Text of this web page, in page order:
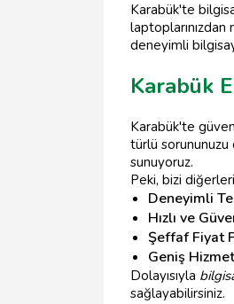
Karabük'te
laptoplarınızdan
deneyimli
Karabük
Karabük'te
türlü sorununuzu
sunuyoruz.
Peki, bizi
Deneyimli
Hızlı ve
Şeffaf Fiyat
Geniş
Dolayısıyla
sağlayabilirsiniz.